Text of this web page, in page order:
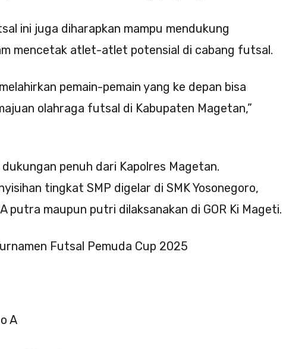
ini juga diharapkan mampu mendukung
mencetak atlet-atlet potensial di cabang futsal.
pemain-pemain yang ke depan bisa
olahraga futsal di Kabupaten Magetan,”
penuh dari Kapolres Magetan.
tingkat SMP digelar di SMK Yosonegoro,
putra maupun putri dilaksanakan di GOR Ki Mageti.
Futsal Pemuda Cup 2025
A